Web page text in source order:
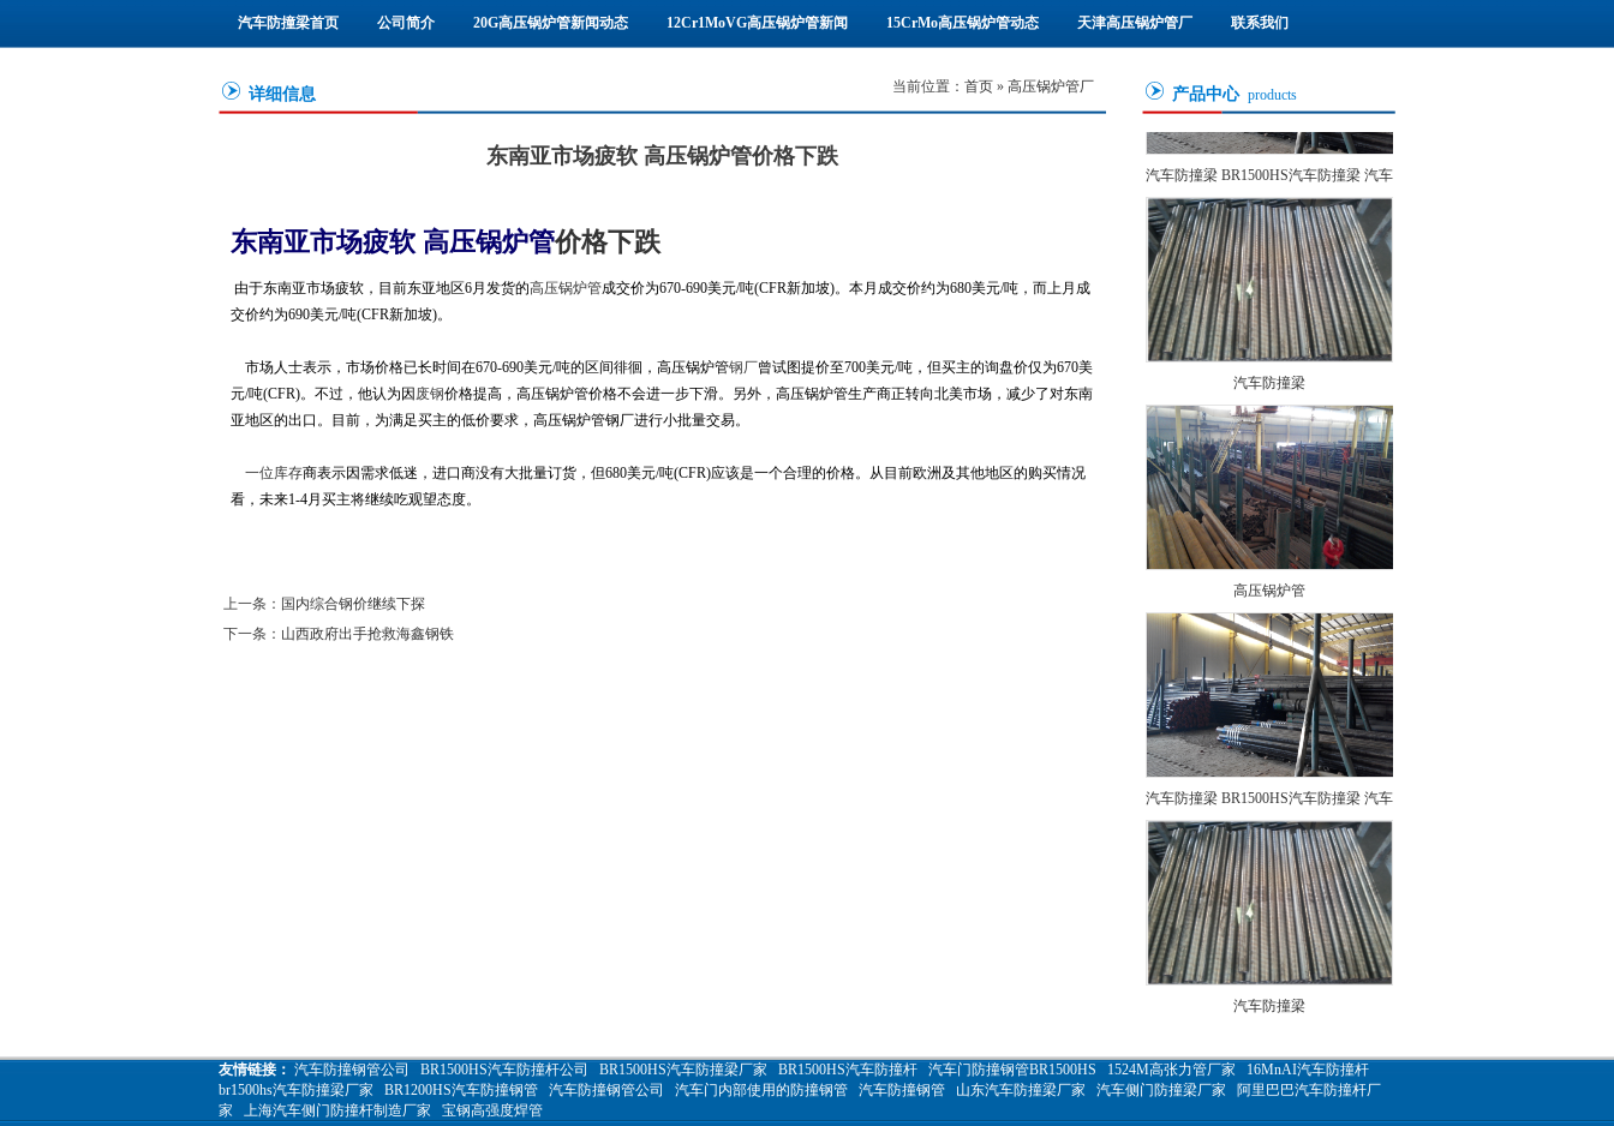
汽车防撞梁首页 公司简介 20G高压锅炉管新闻动态 12Cr1MoVG高压锅炉管新闻 15CrMo高压锅炉管动态 天津高压锅炉管厂 联系我们
详细信息 当前位置： 首页 » 高压锅炉管厂
东南亚市场疲软 高压锅炉管价格下跌
东南亚市场疲软 高压锅炉管价格下跌
由于东南亚市场疲软，目前东亚地区6月发货的高压锅炉管成交价为670-690美元/吨(CFR新加坡)。本月成交价约为680美元/吨，而上月成
交价约为690美元/吨(CFR新加坡)。
市场人士表示，市场价格已长时间在670-690美元/吨的区间徘徊，高压锅炉管钢厂曾试图提价至700美元/吨，但买主的询盘价仅为670美
元/吨(CFR)。不过，他认为因 废钢价格提高，高压锅炉管价格不会进一步下滑。另外，高压锅炉管生产商正转向北美市场，减少了对东南
亚地区的出口。目前，为满足买主的低价要求，高压锅炉管钢厂进行小批量交易。
一位库存商表示因需求低迷，进口商没有大批量订货，但680美元/吨(CFR)应该是一个合理的价格。从目前欧洲及其他地区的购买情况
看，未来1-4月买主将继续吃观望态度。
上一条： 国内综合钢价继续下探
下一条： 山西政府出手抢救海鑫钢铁
产品中心 products
汽车防撞梁 BR1500HS汽车防撞梁 汽车
防撞杆 br1500hs汽车防撞梁 1524M高张
力管 16MnAI汽车防撞梁
汽车防撞梁
高压锅炉管
汽车防撞梁 BR1500HS汽车防撞梁 汽车
防撞杆 br1500hs汽车防撞梁 1524M高张
力管 16MnAI汽车防撞梁
汽车防撞梁
友情链接： 汽车防撞钢管公司 BR1500HS汽车防撞杆公司 BR1500HS汽车防撞梁厂家 BR1500HS汽车防撞杆 汽车门防撞钢管BR1500HS 1524M高张力管厂家
16MnAI汽车防撞杆
br1500hs汽车防撞梁厂家
BR1200HS汽车防撞钢管 汽车防撞钢管公司 汽车门内部使用的防撞钢管 汽车防撞钢管 山东汽车防撞梁厂家 汽车侧门防撞梁厂家
阿里巴巴汽车防撞杆厂
家
上海汽车侧门防撞杆制造厂家 宝钢高强度焊管